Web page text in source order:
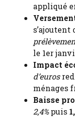
appliqué
le 1er
Impact
d’euros
ménages
Baisse
2,4%puis